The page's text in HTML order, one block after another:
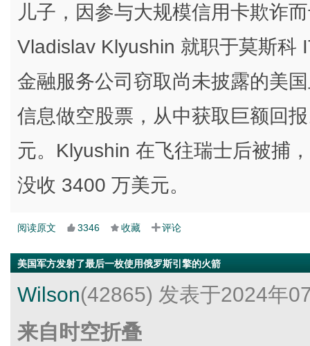
儿子，因参与大规模信用卡欺诈
Vladislav Klyushin 就职于莫斯科
金融服务公司窃取尚未披露的美
信息做空股票，从中获取巨额回
元。Klyushin 在飞往瑞士后被捕
没收 3400 万美元。
阅读原文 3346 收藏 评论
美国军方发射了最后一枚使用俄罗斯引擎的火箭
Wilson(42865) 发表于2024年
来自时空折叠